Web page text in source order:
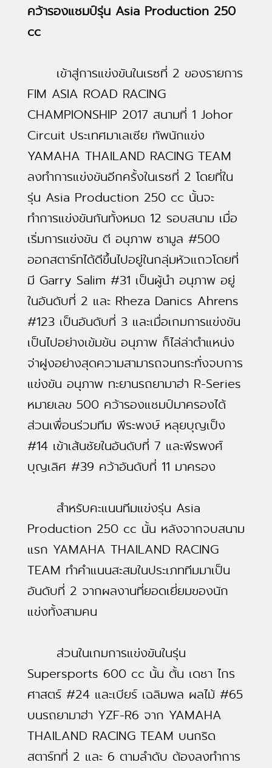
คว้ารองแชมป์รุ่น Asia Production 250
cc
เข้าสู่การแข่งขันในเรซที่ 2 ของรายการ
FIM ASIA ROAD RACING
CHAMPIONSHIP 2017 สนามที่ 1 Johor
Circuit ประเทศมาเลเซีย ทัพนักแข่ง
YAMAHA THAILAND RACING TEAM
ลงทำการแข่งขันอีกครั้งในเรซที่ 2 โดยที่ใน
รุ่น Asia Production 250 cc นั้นจะ
ทำการแข่งขันกันทั้งหมด 12 รอบสนาม เมื่อ
เริ่มการแข่งขัน ตี อนุภาพ ซามูล #500
ออกสตาร์ทได้ดีขึ้นไปอยู่ในกลุ่มหัวแถวโดยที่
มี Garry Salim #31 เป็นผู้นำ อนุภาพ อยู่
ในอันดับที่ 2 และ Rheza Danics Ahrens
#123 เป็นอันดับที่ 3 และเมื่อเกมการแข่งขัน
เป็นไปอย่างเข้มข้น อนุภาพ ก็ไล่ล่าตำแหน่ง
จ่าฝูงอย่างสุดความสามารถจนกระทั่งจบการ
แข่งขัน อนุภาพ ทะยานรถยามาฮ่า R-Series
หมายเลข 500 คว้ารองแชมป์มาครองได้
ส่วนเพื่อนร่วมทีม พีระพงษ์ หลุยบุญเป็ง
#14 เข้าเส้นชัยในอันดับที่ 7 และพีรพงศ์
บุญเลิศ #39 คว้าอันดับที่ 11 มาครอง
สำหรับคะแนนทีมแข่งรุ่น Asia
Production 250 cc นั้น หลังจากจบสนาม
แรก YAMAHA THAILAND RACING
TEAM ทำคำแนนสะสมในประเภททีมมาเป็น
อันดับที่ 2 จากผลงานที่ยอดเยี่ยมของนัก
แข่งทั้งสามคน
ส่วนในเกมการแข่งขันในรุ่น
Supersports 600 cc นั้น ตั้น เดชา ไกร
ศาสตร์ #24 และเบียร์ เฉลิมพล ผลไม้ #65
บนรถยามาฮ่า YZF-R6 จาก YAMAHA
THAILAND RACING TEAM บนกริด
สตาร์ทที่ 2 และ 6 ตามลำดับ ต้องลงทำการ